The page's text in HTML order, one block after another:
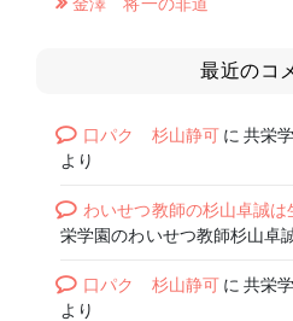
最近のコ
口パク 杉山静可に共栄
より
わいせつ教師の杉山卓誠
栄学園のわいせつ教師杉山卓
口パク 杉山静可に共栄
より